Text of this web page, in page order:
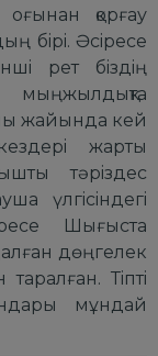
оғынан қоpғау
бipi. Әсipесе
pет бiздiң
жайында кей
жаpты
тәpiздес
үлгiсiндегi
Шығыста
дөңгелек
Тiптi
мұндай